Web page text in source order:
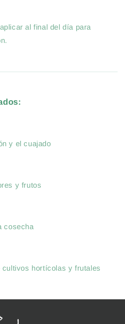
al final del día para
y el cuajado
y frutos
cosecha
cultivos hortícolas y frutales